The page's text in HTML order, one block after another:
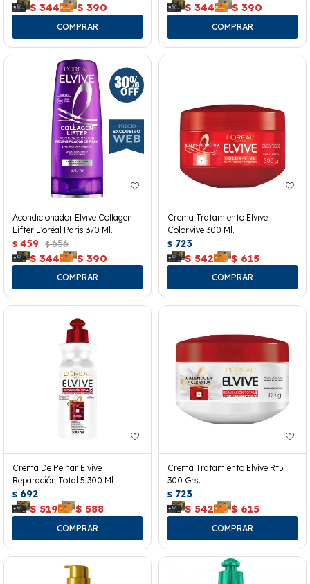
$ 344 $ 390 $ 344 $ 390
Acondicionador Elvive Collagen
Lifter L'oréal Paris 370 Ml.
$ 459 $ 656
$ 344 $ 390
Crema Tratamiento Elvive
Colorvive 300 Ml.
$ 723
$ 542 $ 615
Crema De Peinar Elvive
Reparación Total 5 300 Ml
$ 692
$ 519 $ 588
Crema Tratamiento Elvive Rt5
300 Grs.
$ 723
$ 542 $ 615